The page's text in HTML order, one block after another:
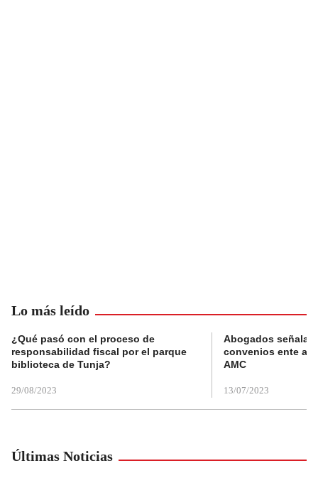
Lo más leído
¿Qué pasó con el proceso de
responsabilidad fiscal por el parque
biblioteca de Tunja?
29/08/2023
Abogados
convenios ente
AMC
13/07/2023
Últimas Noticias